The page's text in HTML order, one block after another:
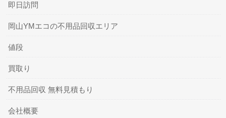
即日訪問
岡山YMエコの不用品回収エリア
値段
買取り
不用品回収 無料見積もり
会社概要